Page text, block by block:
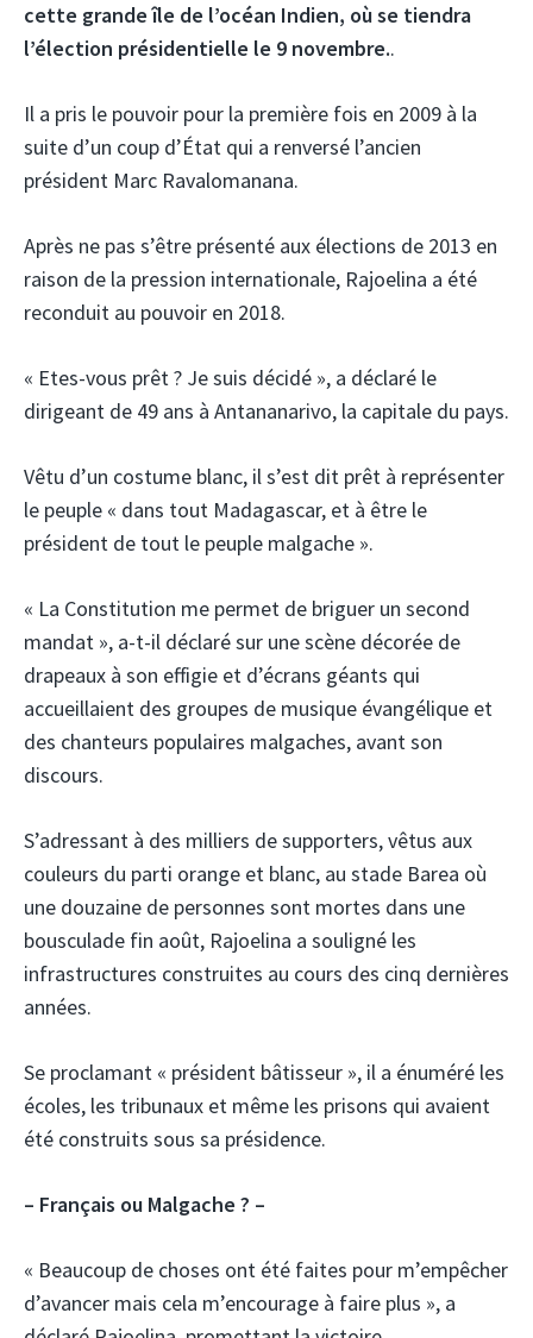
cette grande île de l’océan Indien, où se tiendra
l’élection présidentielle le 9 novembre..
Il a pris le pouvoir pour la première fois en 2009 à la
suite d’un coup d’État qui a renversé l’ancien
président Marc Ravalomanana.
Après ne pas s’être présenté aux élections de 2013 en
raison de la pression internationale, Rajoelina a été
reconduit au pouvoir en 2018.
« Etes-vous prêt ? Je suis décidé », a déclaré le
dirigeant de 49 ans à Antananarivo, la capitale du pays.
Vêtu d’un costume blanc, il s’est dit prêt à représenter
le peuple « dans tout Madagascar, et à être le
président de tout le peuple malgache ».
« La Constitution me permet de briguer un second
mandat », a-t-il déclaré sur une scène décorée de
drapeaux à son effigie et d’écrans géants qui
accueillaient des groupes de musique évangélique et
des chanteurs populaires malgaches, avant son
discours.
S’adressant à des milliers de supporters, vêtus aux
couleurs du parti orange et blanc, au stade Barea où
une douzaine de personnes sont mortes dans une
bousculade fin août, Rajoelina a souligné les
infrastructures construites au cours des cinq dernières
années.
Se proclamant « président bâtisseur », il a énuméré les
écoles, les tribunaux et même les prisons qui avaient
été construits sous sa présidence.
– Français ou Malgache ? –
« Beaucoup de choses ont été faites pour m’empêcher
d’avancer mais cela m’encourage à faire plus », a